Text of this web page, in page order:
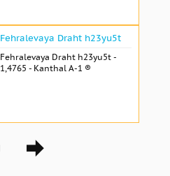
Fehralevaya Draht h23yu5t
Fehralevaya Draht h23yu5t -
1,4765 - Kanthal A-1 ®